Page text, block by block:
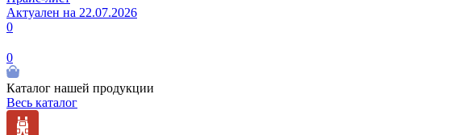
Актуален на 22.07.2026
0
0
Каталог нашей продукции
Весь каталог